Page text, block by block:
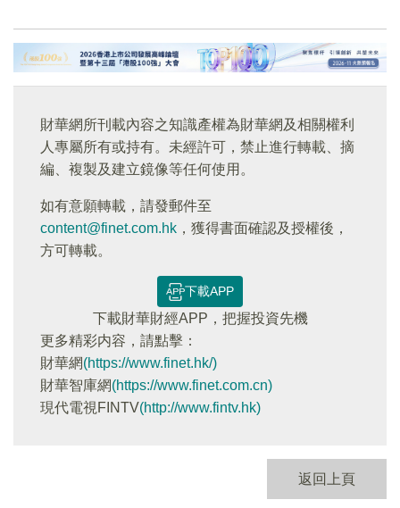
財華網所刊載內容之知識產權為財華網及相關權利
人專屬所有或持有。未經許可，禁止進行轉載、摘
編、複製及建立鏡像等任何使用。
如有意願轉載，請發郵件至
content@finet.com.hk ，獲得書面確認及授權後，
方可轉載。
下載APP
下載財華財經APP，把握投資先機
更多精彩内容，請點擊：
財華網(https://www.finet.hk/)
財華智庫網(https://www.finet.com.cn)
現代電視FINTV(http://www.fintv.hk)
返回上頁